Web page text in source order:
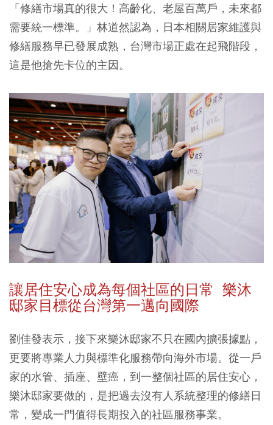
「修繕市場真的很大！高齡化、老屋百萬戶，未來都
需要統一標準。」林道然認為，日本相關居家維護與
修繕服務早已發展成熟，台灣市場正處在起飛階段，
這是他搶先卡位的主因。
讓居住安心成為每個社區的日常 樂沐
邸家目標從台灣第一邁向國際
劉佳發表示，接下來樂沐邸家不只在國內擴張據點，
更要將專業人力與標準化服務帶向海外市場。從一戶
家的水管、插座、壁癌，到一整個社區的居住安心，
樂沐邸家要做的，是把過去沒有人系統整理的修繕日
常，變成一門值得長期投入的社區服務事業。